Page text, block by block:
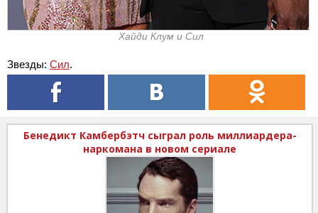
Хайди Клум и Сил
Звезды: Сил.
Бенедикт Камбербэтч сыграл роль миллиардера-
наркомана в новом сериале